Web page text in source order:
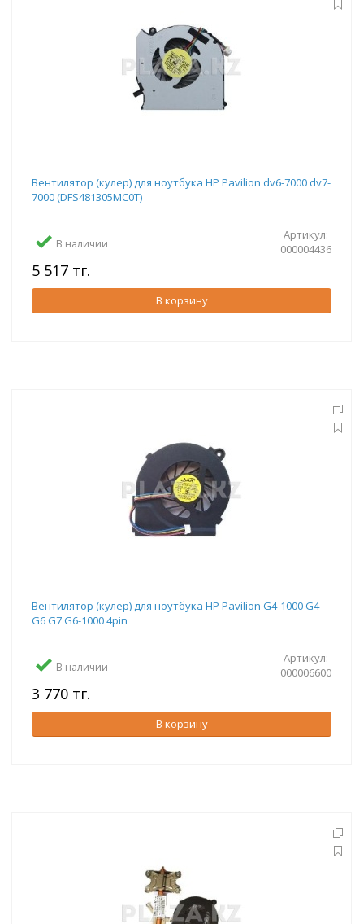
Вентилятор (кулер) для ноутбука HP Pavilion dv6-7000 dv7-
7000 (DFS481305MC0T)
В наличии
Артикул:
000004436
5 517 тг.
В корзину
Вентилятор (кулер) для ноутбука HP Pavilion G4-1000 G4
G6 G7 G6-1000 4pin
В наличии
Артикул:
000006600
3 770 тг.
В корзину